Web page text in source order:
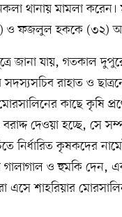
থানায় মামলা
ও ফজলুল হককে (৩২)
জানা যায়, গতকাল
সদস্যসচিব রাহাত ও
মোরসালিনের কাছে কৃষি
দেওয়া হচ্ছে, সে
নির্ধারিত কৃষকদের
গালাগাল ও হুমকি দেন,
এসে শাহরিয়ার